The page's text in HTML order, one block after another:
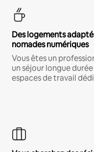
Des logements
nomades numériques
Vous êtes un
un séjour longue
espaces de travail